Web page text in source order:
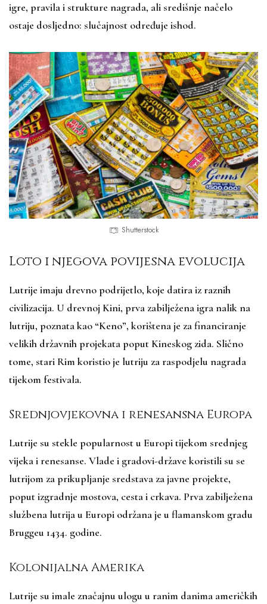
igre, pravila i strukture nagrada, ali središnje načelo
ostaje dosljedno: slučajnost određuje ishod.
Shutterstock
Loto i njegova povijesna evolucija
Lutrije imaju drevno podrijetlo, koje datira iz raznih
civilizacija. U drevnoj Kini, prva zabilježena igra nalik na
lutriju, poznata kao “Keno”, korištena je za financiranje
velikih državnih projekata poput Kineskog zida. Slično
tome, stari Rim koristio je lutriju za raspodjelu nagrada
tijekom festivala.
Srednjovjekovna i renesansna Europa
Lutrije su stekle popularnost u Europi tijekom srednjeg
vijeka i renesanse. Vlade i gradovi-države koristili su se
lutrijom za prikupljanje sredstava za javne projekte,
poput izgradnje mostova, cesta i crkava. Prva zabilježena
službena lutrija u Europi održana je u flamanskom gradu
Bruggeu 1434. godine.
Kolonijalna Amerika
Lutrije su imale značajnu ulogu u ranim danima američkih